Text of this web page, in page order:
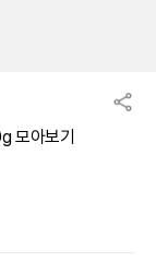
모아보기